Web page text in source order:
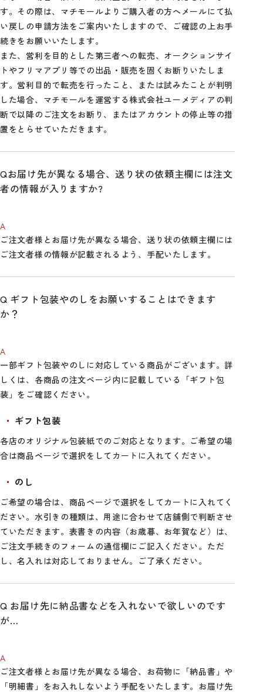
す。その際は、マチモールよりご購入者の方へメールにて払
い戻しの申請方法をご案内いたしますので、ご確認の上お手
続きをお願いいたします。
また、営利を目的とした第三者への転売、オークションサイ
トやフリマアプリ等での出品・販売を固くお断りいたしま
す。営利目的で転売を行ったこと、または試みたことが判明
した場合、マチモールを運営する株式会社ユーメディアの判
断で以降のご注文をお断り、またはアカウントの停止等の措
置をとらせていただきます。
お届け先が異なる場合、送り状の依頼主欄には注文
者の情報が入りますか?
ご注文者様とお届け先が異なる場合、送り状の依頼主欄には
ご注文者様の情報が記載されるよう、手配いたします。
ギフト包装やのしをお願いすることはできます
か？
一部ギフト包装やのしに対応している商品がございます。詳
しくは、各商品の注文ページ内に記載している「ギフト包
装」をご確認ください。
ギフト包装
各店のオリジナル包装紙でのご対応となります。ご希望の場
合は商品ページで選択をしてカートに入れてください。
のし
ご希望の場合は、商品ページで選択をしてカートに入れてく
ださい。水引きの種類は、用途に合わせて店舗側で判断させ
ていただきます。表書きの内容（お歳暮、お年賀など）は、
ご注文手続きのフォームの通信欄にご記入ください。ただ
し、名入れは対応しておりません。ご了承ください。
お届け先に納品書などを入れないで欲しいのです
が…
ご注文者様とお届け先が異なる場合、お荷物に「納品書」や
「明細書」をお入れしないよう手配をいたします。お届け先